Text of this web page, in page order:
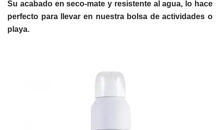
Su acabado en seco-mate y resistenteal agua, lo hace
perfecto para llevar en nuestra bolsa de actividades o
playa.